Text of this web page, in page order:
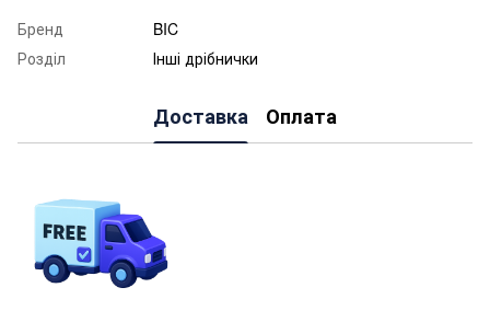
Бренд
BIC
Розділ
Інші дрібнички
Доставка Оплата